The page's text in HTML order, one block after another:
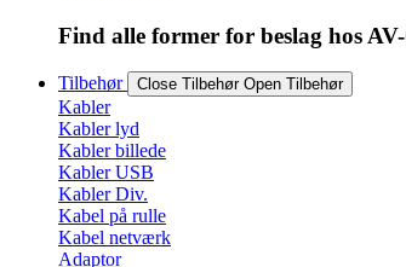
Find alle former for beslag hos
Tilbehør Close Tilbehør Open Tilbehør
Kabler
Kabler lyd
Kabler billede
Kabler USB
Kabler Div.
Kabel på rulle
Kabel netværk
Adaptor